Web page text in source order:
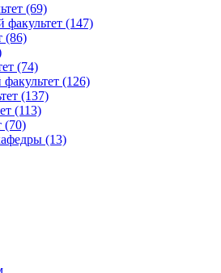
(69)
факультет (147)
(86)
(74)
(126)
(137)
(113)
(70)
(13)